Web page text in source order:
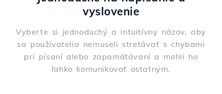
vyslovenie
Vyberte si jednoduchý a intuitívny názov, aby
sa používatelia nemuseli stretávať s chybami
pri písaní alebo zapamätávaní a mohli ho
ľahko komunikovať ostatným.